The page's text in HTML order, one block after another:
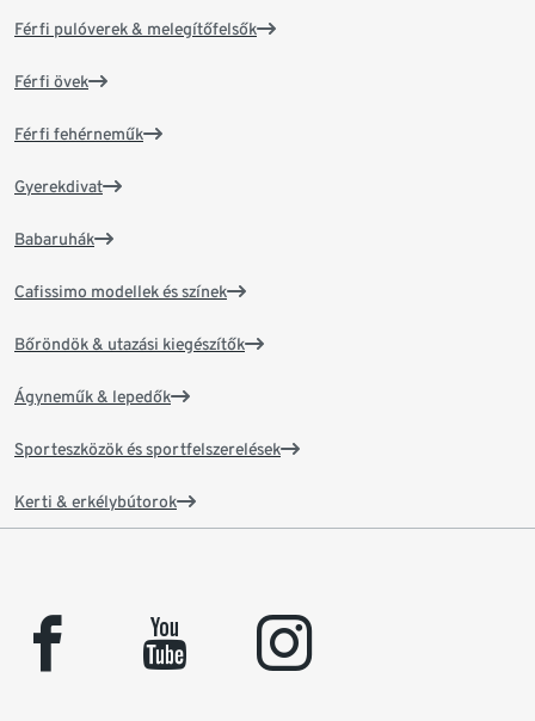
Férfi pulóverek & melegítőfelsők
Férfi övek
Férfi fehérneműk
Gyerekdivat
Babaruhák
Cafissimo modellek és színek
Bőröndök & utazási kiegészítők
Ágyneműk & lepedők
Sporteszközök és sportfelszerelések
Kerti & erkélybútorok
facebook youtube instagram